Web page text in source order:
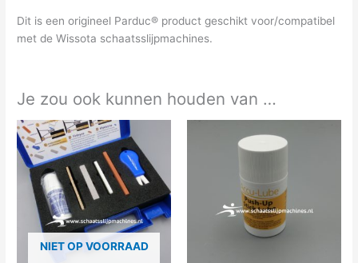
Dit is een origineel Parduc® product geschikt voor/compatibel
met de Wissota schaatsslijpmachines.
Je zou ook kunnen houden van …
NIET OP VOORRAAD